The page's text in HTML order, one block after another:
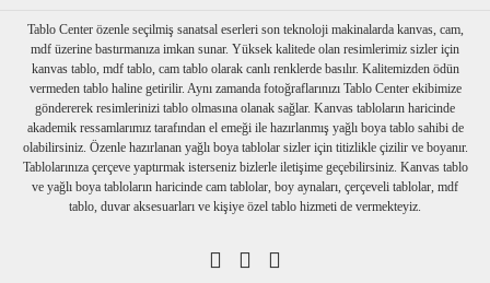
Tablo Center özenle seçilmiş sanatsal eserleri son teknoloji makinalarda kanvas, cam,
mdf üzerine bastırmanıza imkan sunar. Yüksek kalitede olan resimlerimiz sizler için
kanvas tablo, mdf tablo, cam tablo olarak canlı renklerde basılır. Kalitemizden ödün
vermeden tablo haline getirilir. Aynı zamanda fotoğraflarınızı Tablo Center ekibimize
göndererek resimlerinizi tablo olmasına olanak sağlar. Kanvas tabloların haricinde
akademik ressamlarımız tarafından el emeği ile hazırlanmış yağlı boya tablo sahibi de
olabilirsiniz. Özenle hazırlanan yağlı boya tablolar sizler için titizlikle çizilir ve boyanır.
Tablolarınıza çerçeve yaptırmak isterseniz bizlerle iletişime geçebilirsiniz. Kanvas tablo
ve yağlı boya tabloların haricinde cam tablolar, boy aynaları, çerçeveli tablolar, mdf
tablo, duvar aksesuarları ve kişiye özel tablo hizmeti de vermekteyiz.